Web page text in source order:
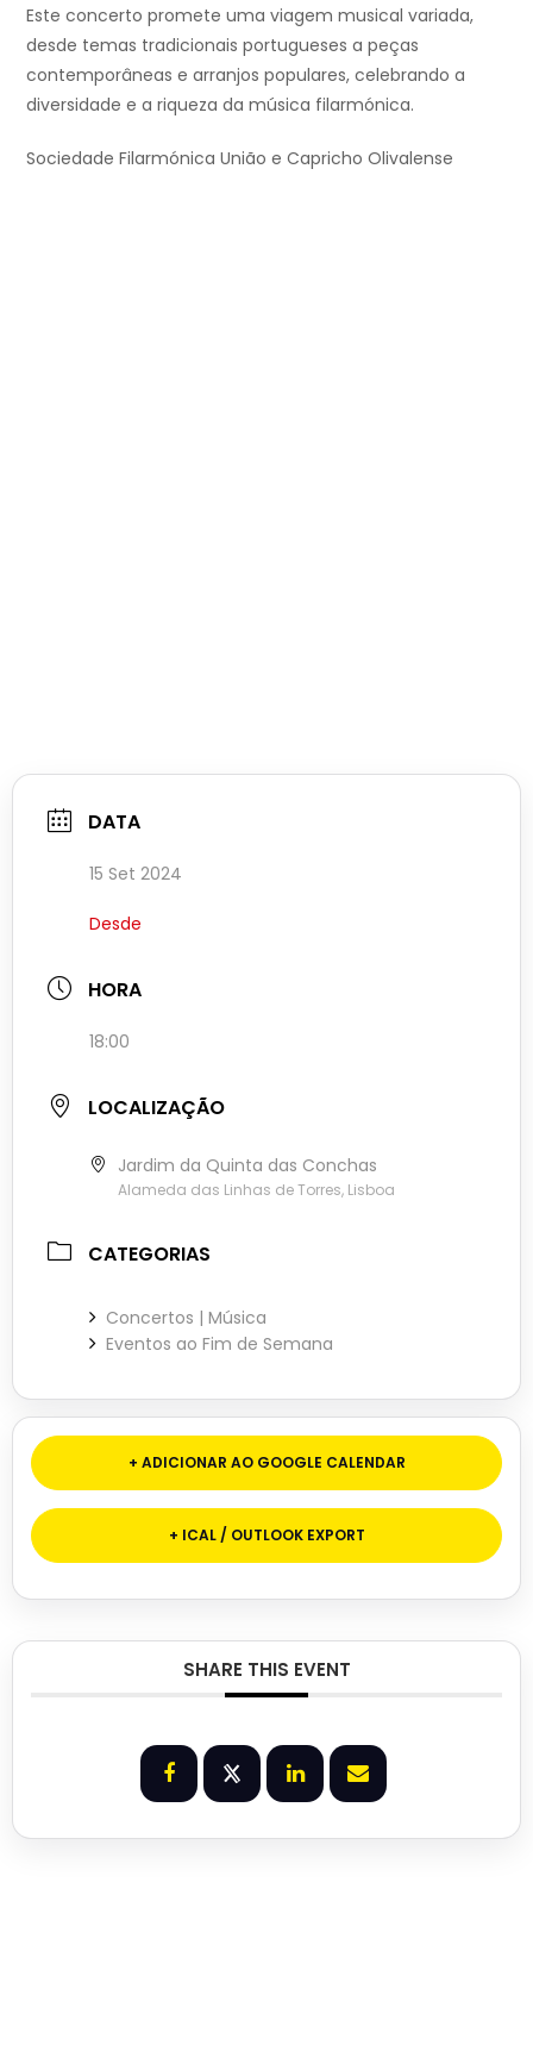
Este concerto promete uma viagem musical variada,
desde temas tradicionais portugueses a peças
contemporâneas e arranjos populares, celebrando a
diversidade e a riqueza da música filarmónica.
Sociedade Filarmónica União e Capricho Olivalense
DATA
15 Set 2024
Desde
HORA
18:00
LOCALIZAÇÃO
Jardim da Quinta das Conchas
Alameda das Linhas de Torres, Lisboa
CATEGORIAS
Concertos | Música
Eventos ao Fim de Semana
+ ADICIONAR AO GOOGLE CALENDAR
+ ICAL / OUTLOOK EXPORT
SHARE THIS EVENT